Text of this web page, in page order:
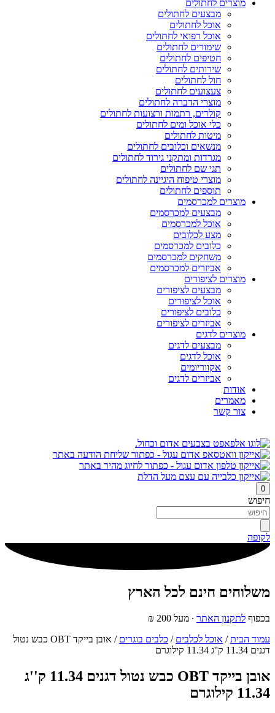
מוצרים לחתולים
מבצעים לחתולים
אוכל לחתולים
אוכל רפואי לחתולים
שימורים לחתולים
חטיפים לחתולים
שירותים לחתולים
חול לחתולים
צעצועים לחתולים
מוצרי הדברה לחתולים
קולרים, רתמות ורצועות לחתולים
כלי אוכל ומים לחתולים
מיטות לחתולים
מנשאים וכלובים לחתולים
מגרדות ומתקני גירוד לחתולים
תגי שם לחתולים
מוצרי טיפוח היגיינה לחתולים
תוספים לחתולים
מוצרים למכרסמים
מבצעים למכרסמים
אוכל למכרסמים
מצע לכלובים
כלובים למכרסמים
משחקים למכרסמים
אביזרים למכרסמים
מוצרים לציפורים
מבצעים לציפורים
אוכל לציפורים
כלובים לציפורים
אביזרים לציפורים
מוצרים לדגים
מבצעים לדגים
אוכל לדגים
אקווריומים
אביזרים לדגים
אודות
מאמרים
צור קשר
0
חיפוש
לקופה
משלוחים חינם לכל הארץ
בכפוף לתקנון האתר ∙ מעל 200 ₪
עמוד הבית/ אוכל לכלבים / כלבים בוגרים
/ אובן בייקד OBT כבש נטול
דגנים 11.34 ק''ג 11.34 קילוגרם
אובן בייקד OBT כבש נטול דגנים 11.34 ק''ג
11.34 קילוגרם